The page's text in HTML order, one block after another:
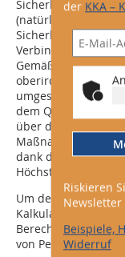
(natürliche oder
Verbindung mit
Gemäß EN 378-
oberirdische
umgesetzt
dem QLMV- und
über dem QLAV-
Maßnahmen
dank dieser
Höchstfüllmengen
Um den
Kalkulationstabelle
Berechnungen
von Personen“ und
der KKA –
Riskieren
Beispiele,
Widerruf